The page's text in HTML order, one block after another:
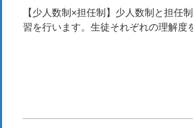
【少人数制×担任制】少人数制と担任
習を行います。生徒それぞれの理解度